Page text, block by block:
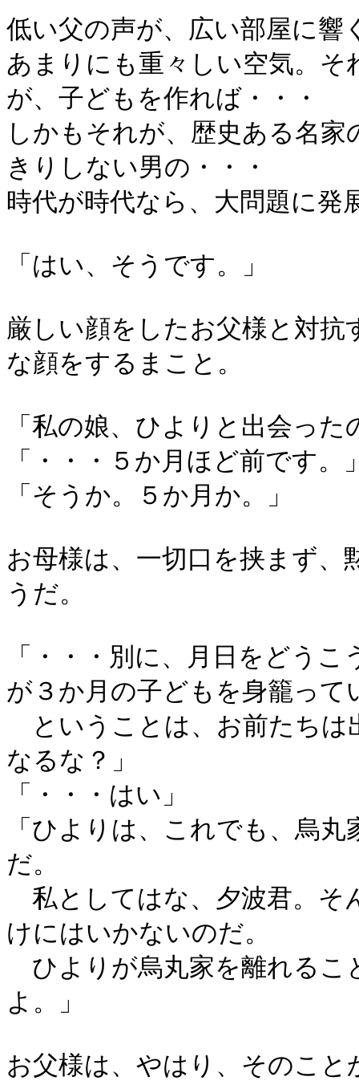
低い父の声が、広い部屋に響
あまりにも重々しい空気。
が、子どもを作れば・・・
しかもそれが、歴史ある名
きりしない男の・・・
時代が時代なら、大問題に発
「はい、そうです。」
厳しい顔をしたお父様と対
な顔をするまこと。
「私の娘、ひよりと出会っ
「・・・５か月ほど前です。
「そうか。５か月か。」
お母様は、一切口を挟まず、
うだ。
「・・・別に、月日をどう
が３か月の子どもを身籠って
ということは、お前たちは
なるな？」
「・・・はい」
「ひよりは、これでも、烏
だ。
私としてはな、夕波君。そ
けにはいかないのだ。
ひよりが烏丸家を離れるこ
よ。」
お父様は、やはり、そのこ